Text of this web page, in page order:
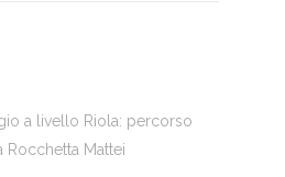
a livello Riola: percorso
Mattei